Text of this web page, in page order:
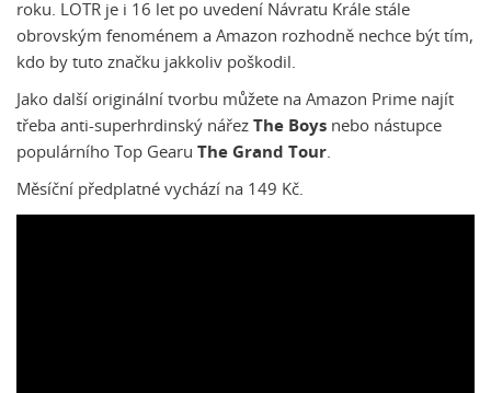
roku. LOTR je i 16 let po uvedení Návratu Krále stále
obrovským fenoménem a Amazon rozhodně nechce být tím,
kdo by tuto značku jakkoliv poškodil.
Jako další originální tvorbu můžete na Amazon Prime najít
třeba anti-superhrdinský nářez The Boys nebo nástupce
populárního Top Gearu The Grand Tour
Měsíční předplatné vychází na 149 Kč.